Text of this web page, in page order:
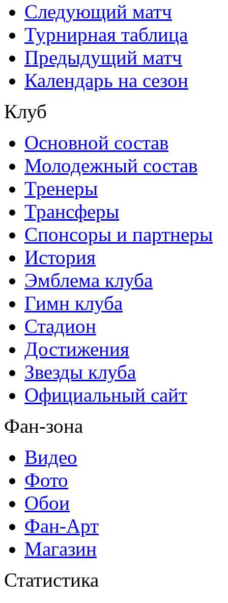
Следующий матч
Турнирная таблица
Предыдущий матч
Календарь на сезон
Клуб
Основной состав
Молодежный состав
Тренеры
Трансферы
Спонсоры и партнеры
История
Эмблема клуба
Гимн клуба
Стадион
Достижения
Звезды клуба
Официальный сайт
Фан-зона
Видео
Фото
Обои
Фан-Арт
Магазин
Статистика